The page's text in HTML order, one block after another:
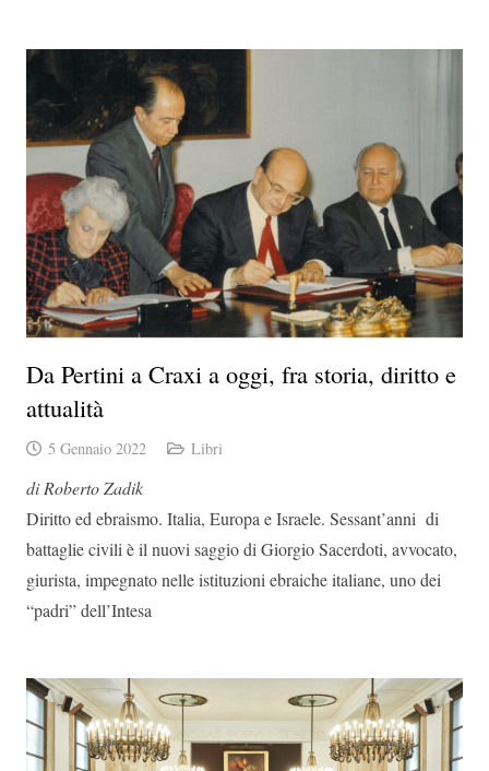
Da Pertini a Craxi a oggi, fra storia, diritto e
attualità
5 Gennaio 2022 Libri
di Roberto Zadik
Diritto ed ebraismo. Italia, Europa e Israele. Sessant’anni di
battaglie civili è il nuovi saggio di Giorgio Sacerdoti, avvocato,
giurista, impegnato nelle istituzioni ebraiche italiane, uno dei
“padri” dell’Intesa